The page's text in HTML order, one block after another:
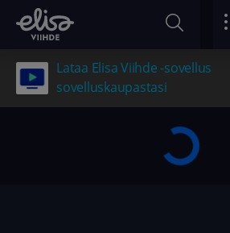
Lataa Elisa Viihde -sovellus
sovelluskaupastasi